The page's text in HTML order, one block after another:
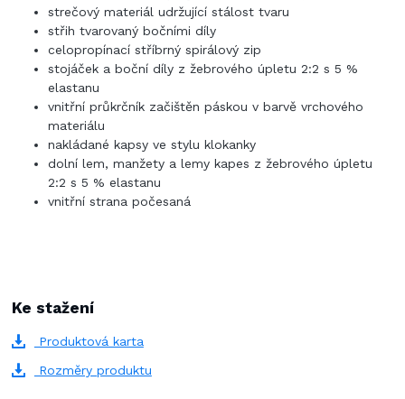
strečový materiál udržující stálost tvaru
střih tvarovaný bočními díly
celopropínací stříbrný spirálový zip
stojáček a boční díly z žebrového úpletu 2:2 s 5 %
elastanu
vnitřní průkrčník začištěn páskou v barvě vrchového
materiálu
nakládané kapsy ve stylu klokanky
dolní lem, manžety a lemy kapes z žebrového úpletu
2:2 s 5 % elastanu
vnitřní strana počesaná
Ke stažení
Produktová karta
Rozměry produktu